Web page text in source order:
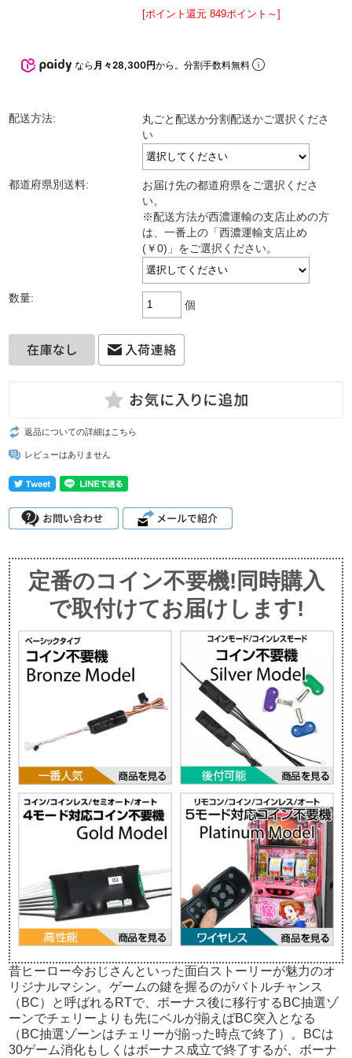
[ポイント還元 849ポイント～]
なら 月々28,300円から。分割手数料無料
配送方法:
丸ごと配送か分割配送かご選択くださ
い
都道府県別送料:
お届け先の都道府県をご選択くださ
い。
※配送方法が西濃運輸の支店止めの方
は、一番上の「西濃運輸支店止め
(￥0)」をご選択ください。
数量:
個
返品についての詳細はこちら
レビューはありません
定番のコイン不要機!同時購入
で取付けてお届けします!
昔ヒーロー今おじさんといった面白ストーリーが魅力のオ
リジナルマシン。ゲームの鍵を握るのがバトルチャンス
（BC）と呼ばれるRTで、ボーナス後に移行するBC抽選ゾ
ーンでチェリーよりも先にベルが揃えばBC突入となる
（BC抽選ゾーンはチェリーが揃った時点で終了）。BCは
30ゲーム消化もしくはボーナス成立で終了するが、ボーナ